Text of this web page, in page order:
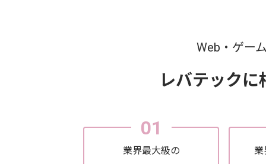
Web・ゲー
レバテック
01
業界最大級の